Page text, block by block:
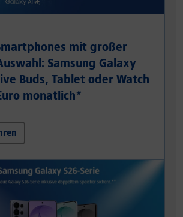
mit großer
Samsung Galaxy
Buds, Tablet oder Watch
monatlich*